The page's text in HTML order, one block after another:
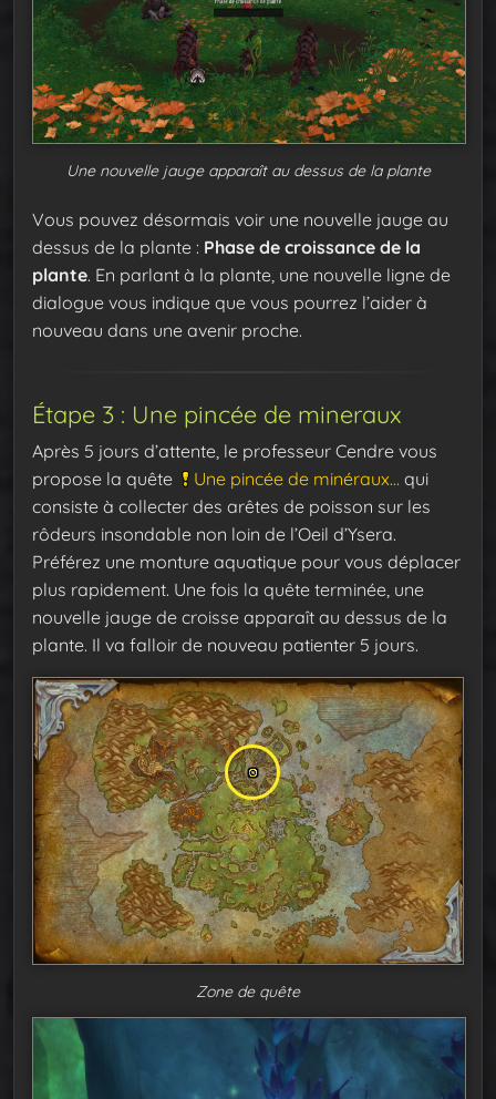
Une nouvelle jauge apparaît au dessus de la plante
Vous pouvez désormais voir une nouvelle jauge au
dessus de la plante : Phase de croissance de la
plante. En parlant à la plante, une nouvelle ligne de
dialogue vous indique que vous pourrez l’aider à
nouveau dans une avenir proche.
Étape 3 : Une pincée de mineraux
Après 5 jours d’attente, le professeur Cendre vous
propose la quête
Une pincée de minéraux… qui
consiste à collecter des arêtes de poisson sur les
rôdeurs insondable non loin de l’Oeil d’Ysera.
Préférez une monture aquatique pour vous déplacer
plus rapidement. Une fois la quête terminée, une
nouvelle jauge de croisse apparaît au dessus de la
plante. Il va falloir de nouveau patienter 5 jours.
Zone de quête